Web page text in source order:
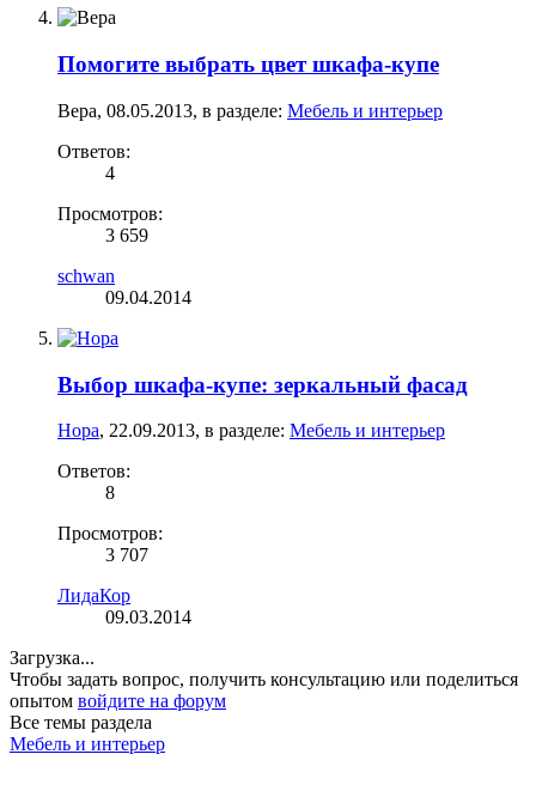
Помогите выбрать цвет шкафа-купе
Вера, 08.05.2013, в разделе: Мебель и интерьер
Ответов:
4
Просмотров:
3 659
schwan
09.04.2014
Выбор шкафа-купе: зеркальный фасад
Hopa, 22.09.2013, в разделе: Мебель и интерьер
Ответов:
8
Просмотров:
3 707
ЛидаКор
09.03.2014
Загрузка...
Чтобы задать вопрос, получить консультацию или поделиться
опытом войдите на форум
Все темы раздела
Мебель и интерьер